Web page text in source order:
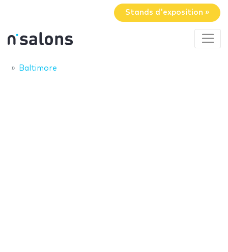
Stands d'exposition »
Baltimore